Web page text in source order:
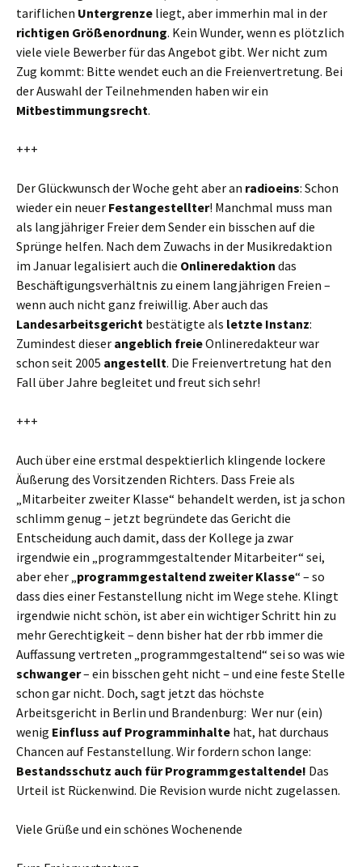
tariflichen Untergrenze liegt, aber immerhin mal in der
richtigen Größenordnung. Kein Wunder, wenn es plötzlich
viele viele Bewerber für das Angebot gibt. Wer nicht zum
Zug kommt: Bitte wendet euch an die Freienvertretung. Bei
der Auswahl der Teilnehmenden haben wir ein
Mitbestimmungsrecht.
+++
Der Glückwunsch der Woche geht aber an radioeins: Schon
wieder ein neuer Festangestellter! Manchmal muss man
als langjähriger Freier dem Sender ein bisschen auf die
Sprünge helfen. Nach dem Zuwachs in der Musikredaktion
im Januar legalisiert auch die Onlineredaktion das
Beschäftigungsverhältnis zu einem langjährigen Freien –
wenn auch nicht ganz freiwillig. Aber auch das
Landesarbeitsgericht bestätigte als letzte Instanz:
Zumindest dieser angeblich freieOnlineredakteur war
schon seit 2005 angestellt. Die Freienvertretung hat den
Fall über Jahre begleitet und freut sich sehr!
+++
Auch über eine erstmal despektierlich klingende lockere
Äußerung des Vorsitzenden Richters. Dass Freie als
„Mitarbeiter zweiter Klasse“ behandelt werden, ist ja schon
schlimm genug – jetzt begründete das Gericht die
Entscheidung auch damit, dass der Kollege ja zwar
irgendwie ein „programmgestaltender Mitarbeiter“ sei,
aber eher „programmgestaltend zweiter Klasse“ – so
dass dies einer Festanstellung nicht im Wege stehe. Klingt
irgendwie nicht schön, ist aber ein wichtiger Schritt hin zu
mehr Gerechtigkeit – denn bisher hat der rbb immer die
Auffassung vertreten „programmgestaltend“ sei so was wie
schwanger– ein bisschen geht nicht – und eine feste Stelle
schon gar nicht. Doch, sagt jetzt das höchste
Arbeitsgericht in Berlin und Brandenburg: Wer nur (ein)
wenig Einfluss auf Programminhalte hat, hat durchaus
Chancen auf Festanstellung. Wir fordern schon lange:
Bestandsschutz auch für Programmgestaltende! Das
Urteil ist Rückenwind. Die Revision wurde nicht zugelassen.
Viele Grüße und ein schönes Wochenende